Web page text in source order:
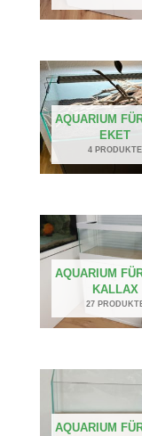
AQUARIUM
EKET
4 PRODUKTE
AQUARIUM
KALLAX
27
AQUARIUM